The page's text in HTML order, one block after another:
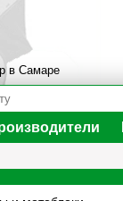
в Самаре